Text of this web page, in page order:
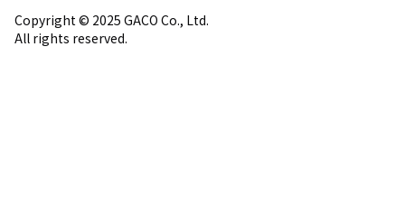
Copyright © 2025 GACO Co., Ltd.
All rights reserved.